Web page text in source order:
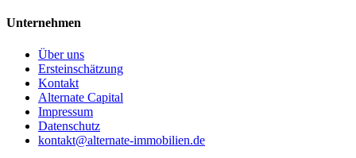
Unternehmen
Über uns
Ersteinschätzung
Kontakt
Alternate Capital
Impressum
Datenschutz
kontakt@alternate-immobilien.de